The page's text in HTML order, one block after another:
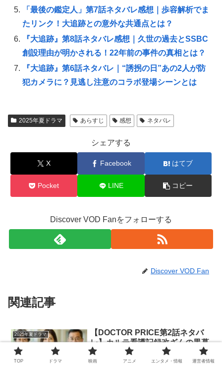
「最後の鑑定人」第7話ネタバレ感想｜歩容解析でま
たリンク！大追跡との意外な共通点とは？
『大追跡』第8話ネタバレ感想｜久世の過去とSSBC
創設理由が明かされる！22年前の事件の真相とは？
『大追跡』第6話ネタバレ｜“誘拐の日”あの2人が防
犯カメラに？見逃し注意のコラボ登場シーンとは
2025年夏ドラマ あらすじ 感想 ネタバレ
シェアする
X Facebook はてブ
Pocket LINE コピー
Discover VOD Fanをフォローする
Discover VOD Fan
関連記事
2025年夏ドラマ
【DOCTOR PRICE第2話ネタバ
レ】カルテ看護記録改ざんの黒幕
は誰？怪しい人物を考察
TOP ドラマ 映画 アニメ エンタメ・情報 運営者情報